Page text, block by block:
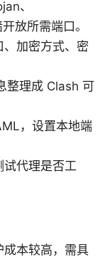
、
放所需端口。
加密方式、密
整理成 Clash 可
，设置本地端
试代理是否工
成本较高，需具